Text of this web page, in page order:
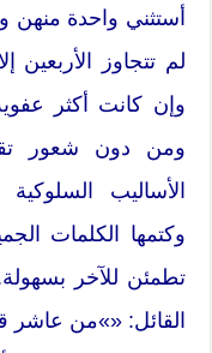
أستثني واحدة منهن
لم تتجاوز الأربعين
وإن كانت أكثر
ومن دون شعور
الأساليب السلوكية
وكتمها الكلمات
تطمئن للآخر
القائل: «»من عاشر